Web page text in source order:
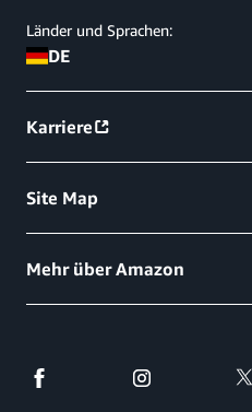
Länder und Sprachen:
DE
Karriere
Site Map
Mehr über Amazon